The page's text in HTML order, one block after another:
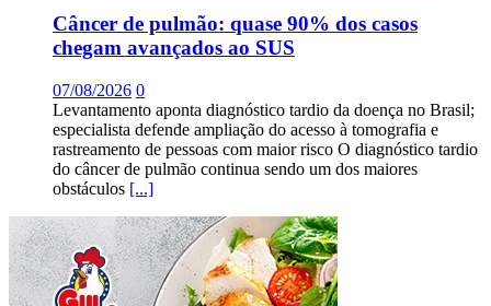
Câncer de pulmão: quase 90% dos casos
chegam avançados ao SUS
07/08/2026 0
Levantamento aponta diagnóstico tardio da doença no Brasil;
especialista defende ampliação do acesso à tomografia e
rastreamento de pessoas com maior risco O diagnóstico tardio
do câncer de pulmão continua sendo um dos maiores
obstáculos [...]